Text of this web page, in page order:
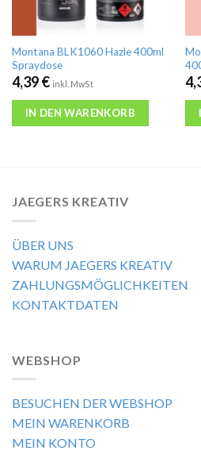
Montana BLK1060 Hazle 400ml
Spraydose
4,39€ inkl. MwSt
IN DEN WARENKORB
JAEGERS KREATIV
ÜBER UNS
WARUM JAEGERS KREATIV
ZAHLUNGSMÖGLICHKEITEN
KONTAKTDATEN
WEBSHOP
BESUCHEN DER WEBSHOP
MEIN WARENKORB
MEIN KONTO